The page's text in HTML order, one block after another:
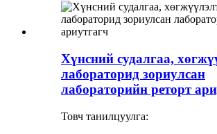
Хүнсний судалгаа,
лабораторид зориулсан
лабораторийн реторт
Товч танилцуулга: